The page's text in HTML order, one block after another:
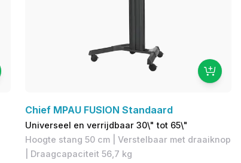
Chief MPAU FUSION Standaard
Universeel en verrijdbaar 30\" tot 65\"
Hoogte stang 50 cm | Verstelbaar met draaiknop
| Draagcapaciteit 56,7 kg